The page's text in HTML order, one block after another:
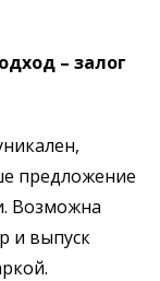
– залог
предложение
Возможна
и выпуск